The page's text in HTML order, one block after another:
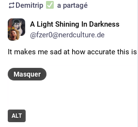
Demitrip a partagé
A Light Shining In Darkness
@fzer0@nerdculture.de
It makes me sad at how accurate this is.
ALT
Masquer